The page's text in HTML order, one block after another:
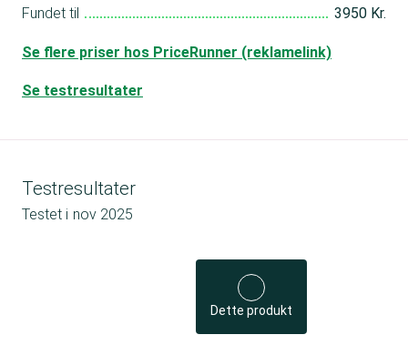
Fundet til 3950 Kr.
Se flere priser hos PriceRunner (reklamelink)
Se testresultater
Testresultater
Testet i nov 2025
Dette produkt